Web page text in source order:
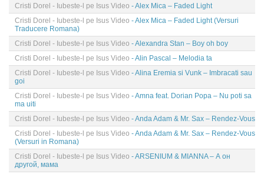
Cristi Dorel - Iubeste-l pe Isus Video - Alex Mica – Faded Light
Cristi Dorel - Iubeste-l pe Isus Video - Alex Mica – Faded Light (Versuri
Traducere Romana)
Cristi Dorel - Iubeste-l pe Isus Video - Alexandra Stan – Boy oh boy
Cristi Dorel - Iubeste-l pe Isus Video - Alin Pascal – Melodia ta
Cristi Dorel - Iubeste-l pe Isus Video - Alina Eremia si Vunk – Imbracati sau
goi
Cristi Dorel - Iubeste-l pe Isus Video - Amna feat. Dorian Popa – Nu poti sa
ma uiti
Cristi Dorel - Iubeste-l pe Isus Video - Anda Adam & Mr. Sax – Rendez-Vous
Cristi Dorel - Iubeste-l pe Isus Video - Anda Adam & Mr. Sax – Rendez-Vous
(Versuri in Romana)
Cristi Dorel - Iubeste-l pe Isus Video - ARSENIUM & MIANNA – А он
другой, мама